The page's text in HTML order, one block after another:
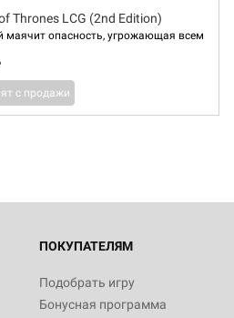
Thrones LCG (2nd Edition)
маячит опасность, угрожающая всем
с продажи
ПОКУПАТЕЛЯМ
Подобрать игру
Бонусная программа